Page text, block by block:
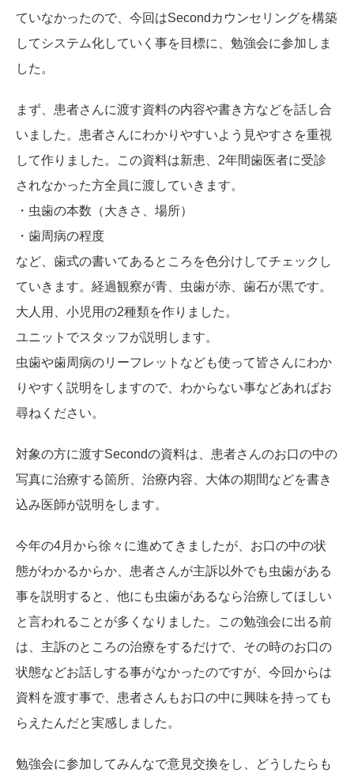
ていなかったので、今回はSecondカウンセリングを構築
してシステム化していく事を目標に、勉強会に参加しま
した。
まず、患者さんに渡す資料の内容や書き方などを話し合
いました。患者さんにわかりやすいよう見やすさを重視
して作りました。この資料は新患、2年間歯医者に受診
されなかった方全員に渡していきます。
・虫歯の本数（大きさ、場所）
・歯周病の程度
など、歯式の書いてあるところを色分けしてチェックし
ていきます。経過観察が青、虫歯が赤、歯石が黒です。
大人用、小児用の2種類を作りました。
ユニットでスタッフが説明します。
虫歯や歯周病のリーフレットなども使って皆さんにわか
りやすく説明をしますので、わからない事などあればお
尋ねください。
対象の方に渡すSecondの資料は、患者さんのお口の中の
写真に治療する箇所、治療内容、大体の期間などを書き
込み医師が説明をします。
今年の4月から徐々に進めてきましたが、お口の中の状
態がわかるからか、患者さんが主訴以外でも虫歯がある
事を説明すると、他にも虫歯があるなら治療してほしい
と言われることが多くなりました。この勉強会に出る前
は、主訴のところの治療をするだけで、その時のお口の
状態などお話しする事がなかったのですが、今回からは
資料を渡す事で、患者さんもお口の中に興味を持っても
らえたんだと実感しました。
勉強会に参加してみんなで意見交換をし、どうしたらも